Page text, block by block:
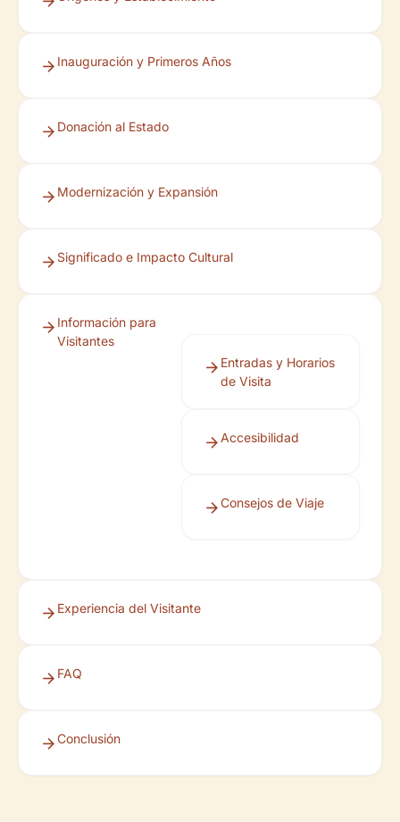
Inauguración y Primeros Años
Donación al Estado
Modernización y Expansión
Significado e Impacto Cultural
Información para
Visitantes
Entradas y Horarios
de Visita
Accesibilidad
Consejos de Viaje
Experiencia del Visitante
FAQ
Conclusión